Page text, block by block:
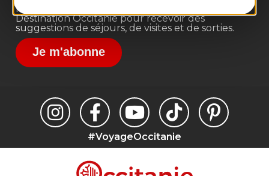
Inscrivez-vous à la lettre d'information
Destination Occitanie pour recevoir des
suggestions de séjours, de visites et de sorties.
Je m'abonne
#VoyageOccitanie